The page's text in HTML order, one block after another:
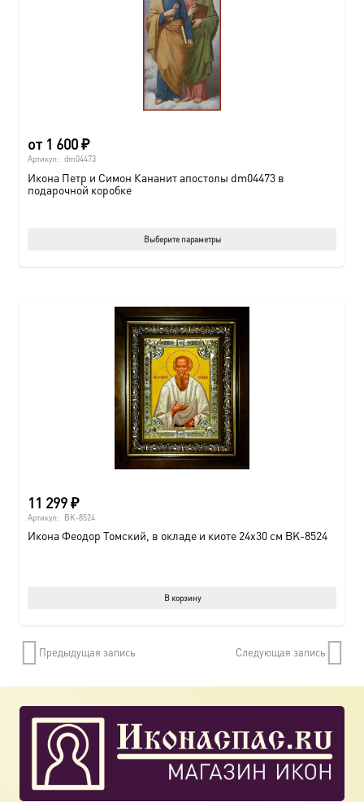
от 1 600₽
Артикул: dm04473
Икона Петр и Симон Кананит апостолы dm04473 в
подарочной коробке
Выберите параметры
11 299₽
Артикул: BK-8524
Икона Феодор Томский, в окладе и киоте 24х30 см BK-8524
В корзину
Предыдущая запись Следующая запись